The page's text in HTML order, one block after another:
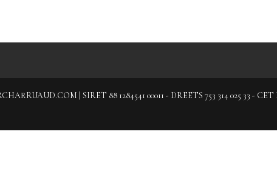
| SIRET 88 1284541 00011 - DREETS 753 314 025 33 -